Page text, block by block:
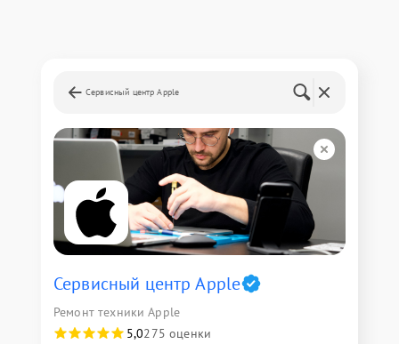
Сервисный центр Apple
Сервисный центр Apple
Ремонт техники Apple
5,0275 оценки